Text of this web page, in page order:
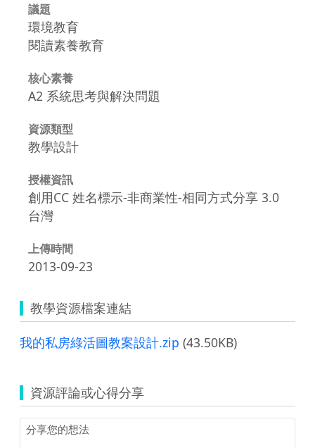
議題
環境教育
閱讀素養教育
核心素養
A2 系統思考與解決問題
資源類型
教學設計
授權資訊
創用CC 姓名標示-非商業性-相同方式分享 3.0
台灣
上傳時間
2013-09-23
教學資源檔案連結
我的私房綠活圖教案設計.zip (43.50KB)
資源評論或心得分享